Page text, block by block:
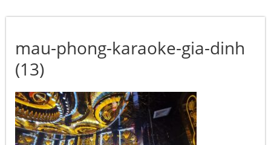
mau-phong-karaoke-gia-dinh
(13)